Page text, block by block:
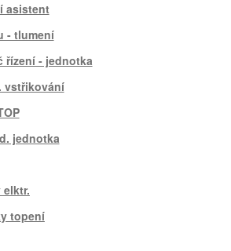
asistent
- tlumení
řízení - jednotka
vstřikování
jednotka
elktr.
topení